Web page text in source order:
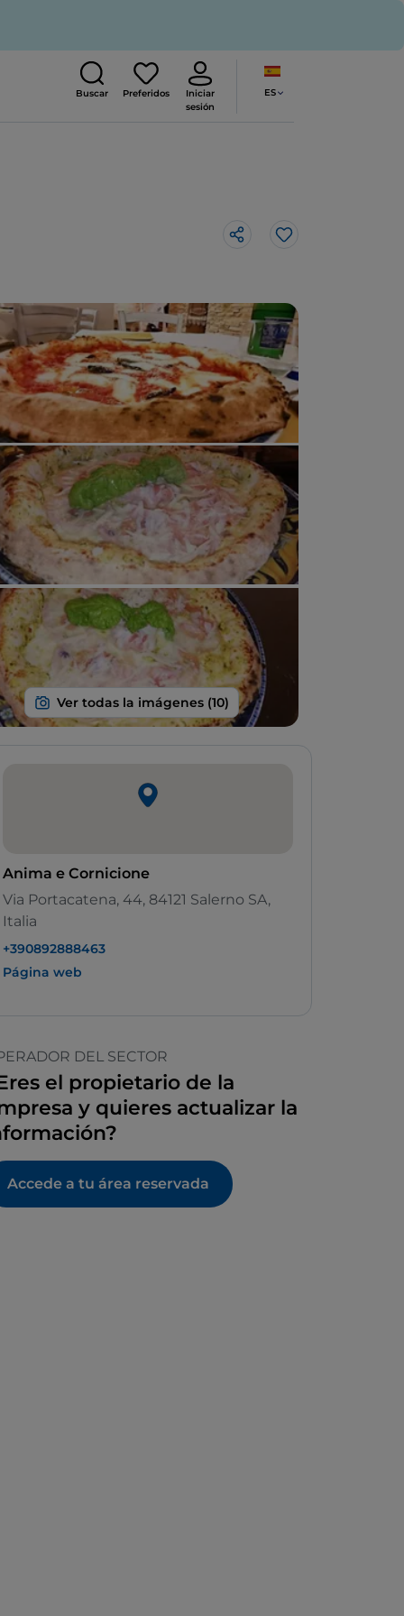
Buscar Preferidos
Iniciar
sesión
ES
Me gusta
Anima e Cornicione
Via Portacatena, 44, 84121 Salerno SA,
Italia
+390892888463
Página web
DEL SECTOR
el propietario de la
y quieres actualizar la
Accede a tu área reservada